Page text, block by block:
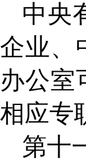
中央
企业、
办公室
相应专
第十